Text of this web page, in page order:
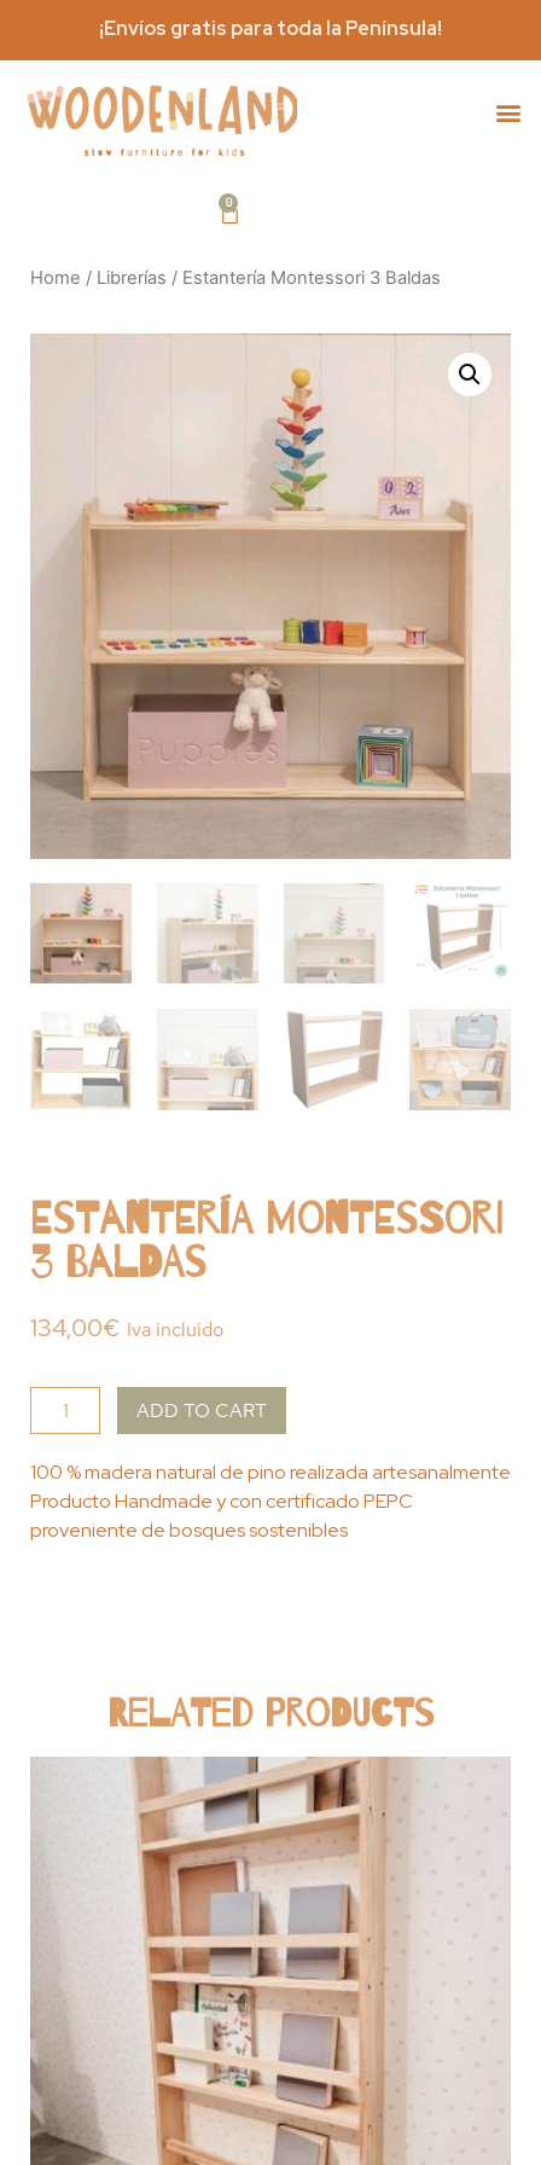
¡Envíos gratis para toda la Península!
Home / Librerías / Estantería Montessori 3 Baldas
Estantería Montessori
3 Baldas
134,00€ Iva incluido
ADD TO CART
100 % madera natural de pino realizada artesanalmente
Producto Handmade y con certificado PEPC
proveniente de bosques sostenibles
Related products